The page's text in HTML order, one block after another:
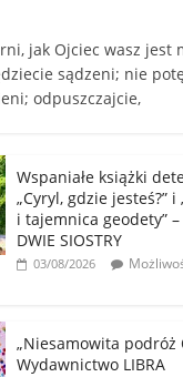
jak Ojciec wasz jest
sądzeni; nie
odpuszczajcie,
Wspaniałe książki
„Cyryl, gdzie jesteś?” i
i tajemnica geodety”
DWIE SIOSTRY
03/08/2026
„Niesamowita podróż
Wydawnictwo LIBRA